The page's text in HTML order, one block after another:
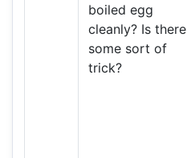
boiled egg
cleanly? Is there
some sort of
trick?